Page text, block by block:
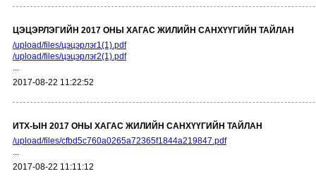
ЦЭЦЭРЛЭГИЙН 2017 ОНЫ ХАГАС ЖИЛИЙН САНХҮҮГИЙН ТАЙЛАН
/upload/files/цэцэрлэг1(1).pdf
/upload/files/цэцэрлэг2(1).pdf
...
2017-08-22 11:22:52
ИТХ-ЫН 2017 ОНЫ ХАГАС ЖИЛИЙН САНХҮҮГИЙН ТАЙЛАН
/upload/files/cfbd5c760a0265a72365f1844a219847.pdf
...
2017-08-22 11:11:12